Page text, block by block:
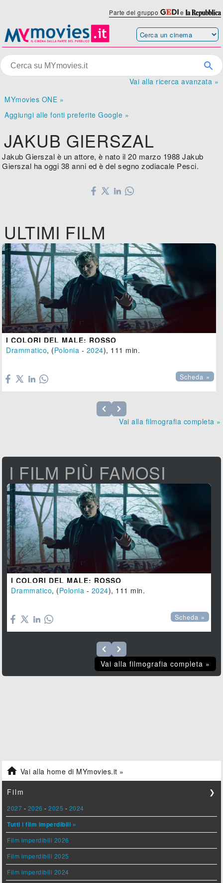
Parte del gruppo e
Vai alla ricerca avanzata »
MYmovies ONE »
Aggiungi alle fonti preferite Google »
JAKUB GIERSZAL
Jakub Gierszal è un attore, è nato il 20 marzo 1988 Jakub
Gierszal ha oggi 38 anni ed è del segno zodiacale Pesci.
ULTIMI FILM
I COLORI DEL MALE: ROSSO
Drammatico, (Polonia - 2024), 111 min.
Scheda »
Vai alla filmografia completa »
I FILM PIÙ FAMOSI
I COLORI DEL MALE: ROSSO
Drammatico, (Polonia - 2024), 111 min.
Scheda »
Vai alla filmografia completa »
 Vai alla home di MYmovies.it »
Film ❯
2027 - 2026 -2025 - 2024
Tutti i film imperdibili »
Film imperdibili 2026
Film imperdibili 2025
Film imperdibili 2024